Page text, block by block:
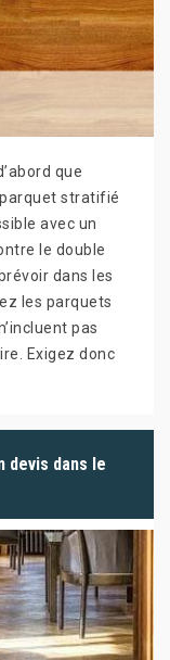
que
stratifié
avec un
le double
dans les
les parquets
pas
Exigez donc
devis dans le